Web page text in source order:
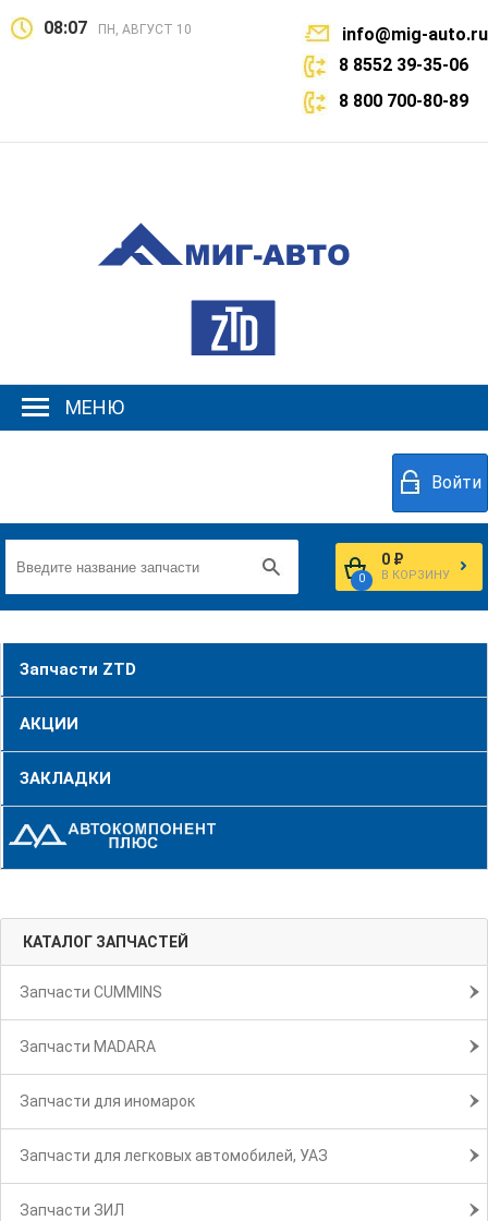
08:07 ПН, АВГУСТ 10
info@mig-auto.ru
8 8552 39-35-06
8 800 700-80-89
МЕНЮ
Войти
0
0 ₽
В КОРЗИНУ
Запчасти ZTD
АКЦИИ
ЗАКЛАДКИ
КАТАЛОГ ЗАПЧАСТЕЙ
Запчасти CUMMINS
Запчасти MADARA
Запчасти для иномарок
Запчасти для легковых автомобилей, УАЗ
Запчасти ЗИЛ